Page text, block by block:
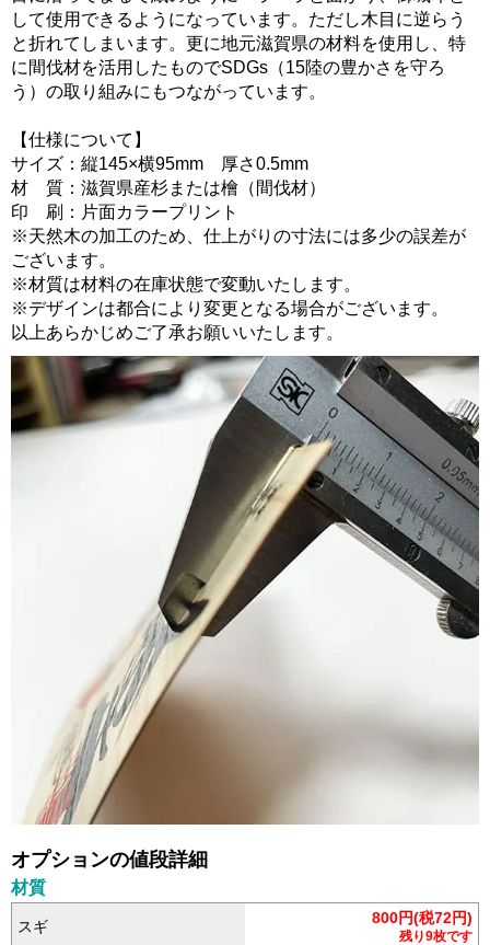
して使用できるようになっています。ただし木目に逆らう
と折れてしまいます。更に地元滋賀県の材料を使用し、特
に間伐材を活用したものでSDGs（15陸の豊かさを守ろ
う）の取り組みにもつながっています。
【仕様について】
サイズ：縦145×横95mm 厚さ0.5mm
材 質：滋賀県産杉または檜（間伐材）
印 刷：片面カラープリント
※天然木の加工のため、仕上がりの寸法には多少の誤差が
ございます。
※材質は材料の在庫状態で変動いたします。
※デザインは都合により変更となる場合がございます。
以上あらかじめご了承お願いいたします。
オプションの値段詳細
材質
スギ 800円(税72円)
残り9枚です